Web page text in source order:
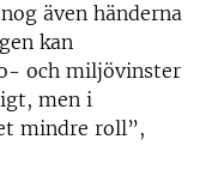
även händerna
kan
och miljövinster
men i
mindre roll”,